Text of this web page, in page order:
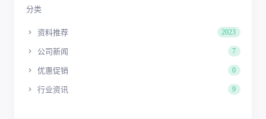
分类
资料推荐 2023
公司新闻 7
优惠促销 0
行业资讯 9